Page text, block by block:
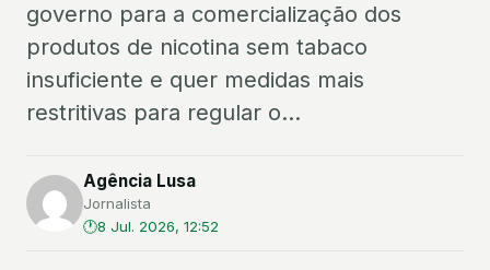
governo para a comercialização dos
produtos de nicotina sem tabaco
insuficiente e quer medidas mais
restritivas para regular o...
Agência Lusa
Jornalista
8 Jul. 2026, 12:52